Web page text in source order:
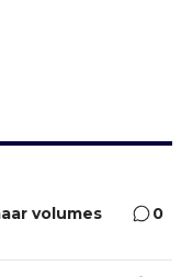
volumes
0